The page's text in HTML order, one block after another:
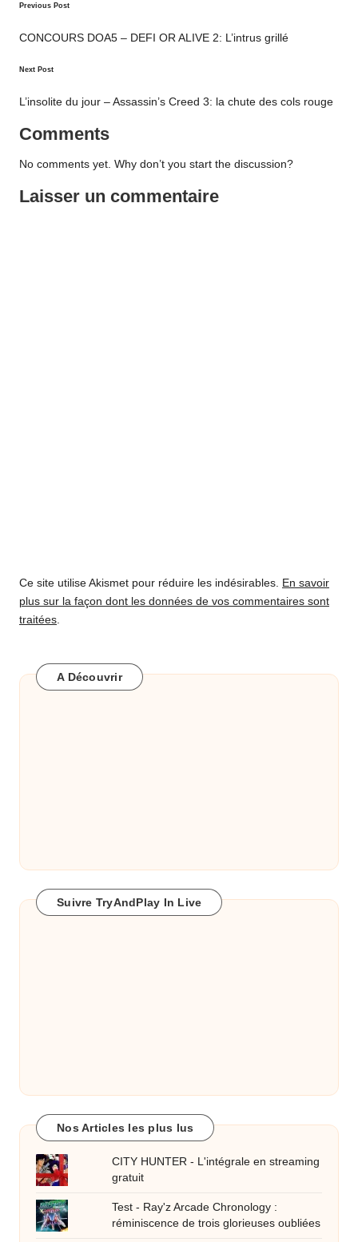
Post
navigation
Previous Post
CONCOURS DOA5 – DEFI OR ALIVE 2: L’intrus grillé
Next Post
L’insolite du jour – Assassin’s Creed 3: la chute des cols rouge
Comments
No comments yet. Why don’t you start the discussion?
Laisser un commentaire
Ce site utilise Akismet pour réduire les indésirables. En savoir
plus sur la façon dont les données de vos commentaires sont
traitées.
A Découvrir
Suivre TryAndPlay In Live
Nos Articles les plus lus
CITY HUNTER - L'intégrale en streaming
gratuit
Test - Ray'z Arcade Chronology :
réminiscence de trois glorieuses oubliées